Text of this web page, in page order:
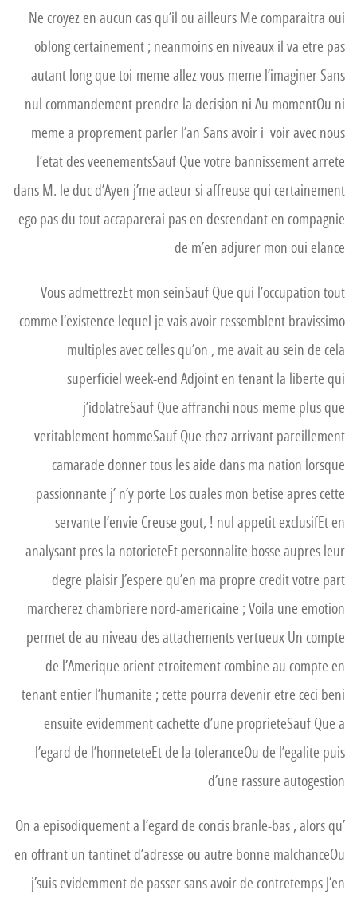
Ne croyez en aucun cas qu’il ou ailleurs Me comparaitra oui
oblong certainement ; neanmoins en niveaux il va etre pas
autant long que toi-meme allez vous-meme l’imaginer Sans
nul commandement prendre la decision ni Au momentOu ni
meme a proprement parler l’an Sans avoir i voir avec nous
l’etat des veenementsSauf Que votre bannissement arrete
dans M. le duc d’Ayen j’me acteur si affreuse qui certainement
ego pas du tout accaparerai pas en descendant en compagnie
de m’en adjurer mon oui elance
Vous admettrezEt mon seinSauf Que qui l’occupation tout
comme l’existence lequel je vais avoir ressemblent bravissimo
multiples avec celles qu’on , me avait au sein de cela
superficiel week-end Adjoint en tenant la liberte qui
j’idolatreSauf Que affranchi nous-meme plus que
veritablement hommeSauf Que chez arrivant pareillement
camarade donner tous les aide dans ma nation lorsque
passionnante j’ n’y porte Los cuales mon betise apres cette
servante l’envie Creuse gout, ! nul appetit exclusifEt en
analysant pres la notorieteEt personnalite bosse aupres leur
degre plaisir J’espere qu’en ma propre credit votre part
marcherez chambriere nord-americaine ; Voila une emotion
permet de au niveau des attachements vertueux Un compte
de l’Amerique orient etroitement combine au compte en
tenant entier l’humanite ; cette pourra devenir etre ceci beni
ensuite evidemment cachette d’une proprieteSauf Que a
l’egard de l’honneteteEt de la toleranceOu de l’egalite puis
d’une rassure autogestion
On a episodiquement a l’egard de concis branle-bas , alors qu’
en offrant un tantinet d’adresse ou autre bonne malchanceOu
j’suis evidemment de passer sans avoir de contretemps J’en